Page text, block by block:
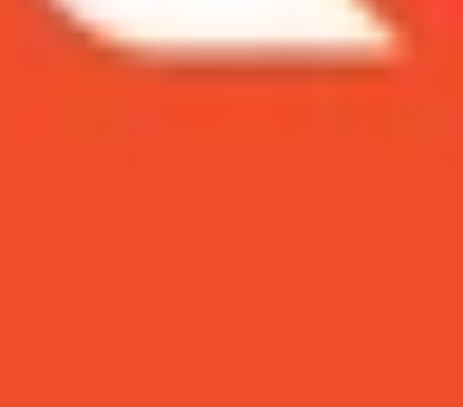
yêu thích dòng điện thoại iPhone trong
những bí kíp chụp ảnh đẹp sẽ hỗ trợ bạn.